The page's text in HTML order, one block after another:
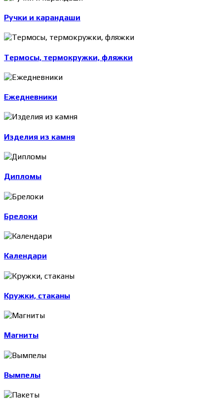
Ручки и карандаши
Термосы, термокружки, фляжки
Ежедневники
Изделия из камня
Дипломы
Брелоки
Календари
Кружки, стаканы
Магниты
Вымпелы